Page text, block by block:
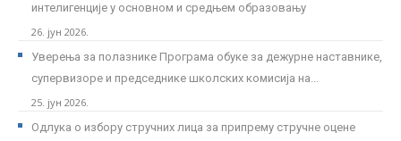
интелигенције у основном и средњем образовању
26. јун 2026.
Уверења за полазнике Програмa обуке за дежурне наставнике,
супервизоре и председнике школских комисија на...
25. јун 2026.
Одлука о избору стручних лица за припрему стручне оцене